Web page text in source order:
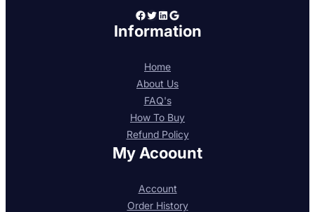
Facebook Twitter LinkedIn Google
Information
Home
About Us
FAQ's
How To Buy
Refund Policy
My Acoount
Account
Order History